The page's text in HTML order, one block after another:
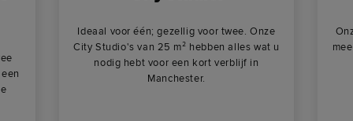
Ideaal voor één; gezellig voor twee. Onze
City Studio's van 25 m² hebben alles wat u
nodig hebt voor een kort verblijf in
Manchester.